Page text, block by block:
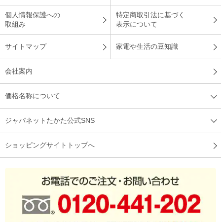
個人情報保護への
取組み
特定商取引法に基づく
表示について
サイトマップ 家電や生活の豆知識
会社案内
価格名称について
ジャパネットたかた公式SNS
ショッピングサイトトップへ